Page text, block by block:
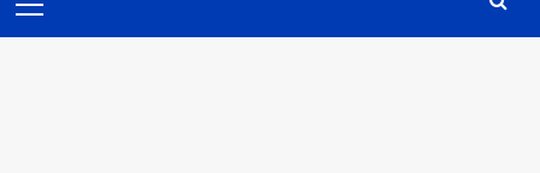
Menu